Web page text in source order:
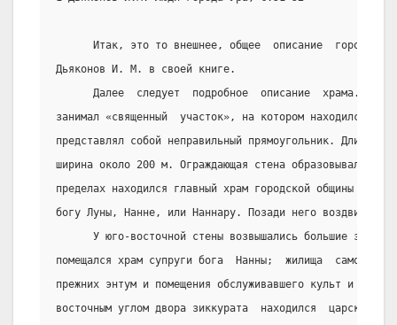
Итак, это то внешнее, общее  описание  города
Дьяконов И. М. в своей книге.
Далее  следует  подробное  описание  храма.
занимал «священный  участок», на котором находился
представлял собой неправильный прямоугольник. Длина,
ширина около 200 м. Ограждающая стена образовывала
пределах находился главный храм городской общины -
богу Луны, Нанне, или Наннару. Позади него воздвигался
У юго-восточной стены возвышались большие
помещался храм супруги бога  Нанны;  жилища  самой
прежних энтум и помещения обслуживавшего культ и
восточным углом двора зиккурата  находился  царско-